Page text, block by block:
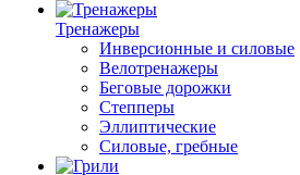
Тренажеры
Инверсионные и силовые
Велотренажеры
Беговые дорожки
Степперы
Эллиптические
Силовые, гребные